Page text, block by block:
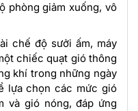
phòng giảm xuống, vô
chế độ sưởi ấm, máy
chiếc quạt gió thông
khí trong những ngày
lựa chọn các mức gió
và gió nóng, đáp ứng